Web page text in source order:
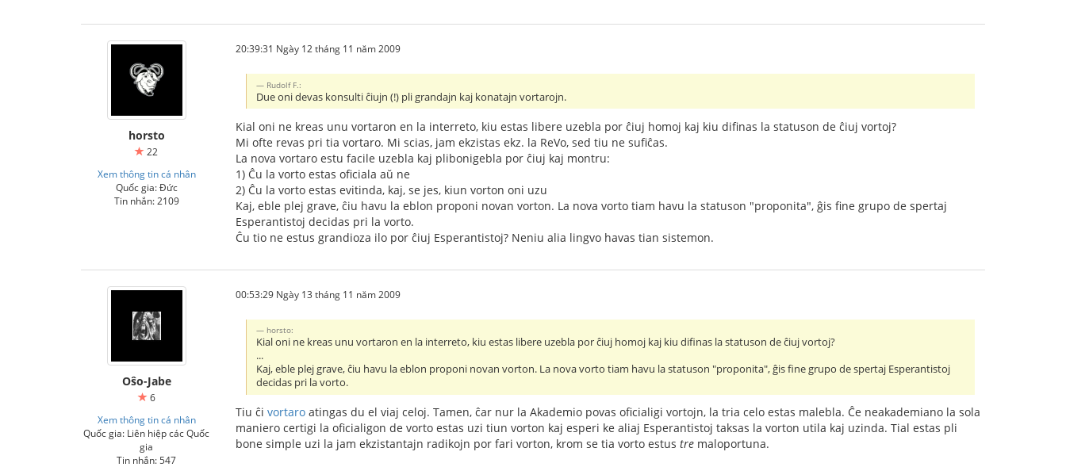
horsto
22
Xem thông tin cá nhân
Quốc gia: Đức
Tin nhắn: 2109
20:39:31 Ngày 12 tháng 11 năm 2009
Rudolf F.:
Due oni devas konsulti ĉiujn (!) pli grandajn kaj konatajn vortarojn.
Kial oni ne kreas unu vortaron en la interreto, kiu estas libere uzebla por ĉiuj homoj kaj kiu difinas la statuson de ĉiuj vortoj?
Mi ofte revas pri tia vortaro. Mi scias, jam ekzistas ekz. la ReVo, sed tiu ne sufiĉas.
La nova vortaro estu facile uzebla kaj plibonigebla por ĉiuj kaj montru:
1) Ĉu la vorto estas oficiala aŭ ne
2) Ĉu la vorto estas evitinda, kaj, se jes, kiun vorton oni uzu
Kaj, eble plej grave, ĉiu havu la eblon proponi novan vorton. La nova vorto tiam havu la statuson "proponita", ĝis fine grupo de spertaj
Esperantistoj decidas pri la vorto.
Ĉu tio ne estus grandioza ilo por ĉiuj Esperantistoj? Neniu alia lingvo havas tian sistemon.
Oŝo-Jabe
6
Xem thông tin cá nhân
Quốc gia: Liên hiệp các Quốc
gia
Tin nhắn: 547
00:53:29 Ngày 13 tháng 11 năm 2009
horsto:
Kial oni ne kreas unu vortaron en la interreto, kiu estas libere uzebla por ĉiuj homoj kaj kiu difinas la statuson de ĉiuj vortoj?
...
Kaj, eble plej grave, ĉiu havu la eblon proponi novan vorton. La nova vorto tiam havu la statuson "proponita", ĝis fine grupo de spertaj Esperantistoj
decidas pri la vorto.
Tiu ĉi vortaro atingas du el viaj celoj. Tamen, ĉar nur la Akademio povas oficialigi vortojn, la tria celo estas malebla. Ĉe neakademiano la sola
maniero certigi la oficialigon de vorto estas uzi tiun vorton kaj esperi ke aliaj Esperantistoj taksas la vorton utila kaj uzinda. Tial estas pli
bone simple uzi la jam ekzistantajn radikojn por fari vorton, krom se tia vorto estus tre maloportuna.